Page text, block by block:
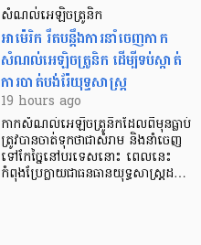
សំណល់អេឡិចត្រូនិក
អាម៉េរិក រឹតបន្តឹងការនាំចេញកាក
សំណល់អេឡិចត្រូនិក ដើម្បីទប់ស្កាត់
ការបាត់បង់រ៉ែយុទ្ធសាស្ត្រ
19 hours ago
កាក​សំណល់​អេឡិច​ត្រូនិកដែល​ពីមុនធ្លាប់​
ត្រូវបានចាត់ទុកថាជាសំរាម និងនាំចេញ
ទៅកែច្នៃនៅបរទេស​នោះ ពេលនេះ
កំពុងប្រែក្លាយជាធនធានយុទ្ធសាស្ត្រដ…